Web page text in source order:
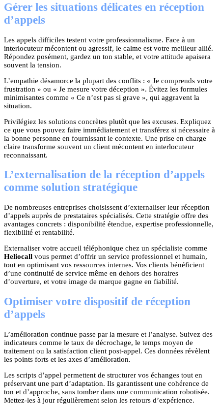
Gérer les situations délicates en réception
d’appels
Les appels difficiles testent votre professionnalisme. Face à un
interlocuteur mécontent ou agressif, le calme est votre meilleur allié.
Répondez posément, gardez un ton stable, et votre attitude apaisera
souvent la tension.
L’empathie désamorce la plupart des conflits : « Je comprends votre
frustration » ou « Je mesure votre déception ». Évitez les formules
minimisantes comme « Ce n’est pas si grave », qui aggravent la
situation.
Privilégiez les solutions concrètes plutôt que les excuses. Expliquez
ce que vous pouvez faire immédiatement et transférez si nécessaire à
la bonne personne en fournissant le contexte. Une prise en charge
claire transforme souvent un client mécontent en interlocuteur
reconnaissant.
L’externalisation de la réception d’appels
comme solution stratégique
De nombreuses entreprises choisissent d’externaliser leur réception
d’appels auprès de prestataires spécialisés. Cette stratégie offre des
avantages concrets : disponibilité étendue, expertise professionnelle,
flexibilité et rentabilité.
Externaliser votre accueil téléphonique chez un spécialiste comme
Heliocall vous permet d’offrir un service professionnel et humain,
tout en optimisant vos ressources internes. Vos clients bénéficient
d’une continuité de service même en dehors des horaires
d’ouverture, et votre image de marque gagne en fiabilité.
Optimiser votre dispositif de réception
d’appels
L’amélioration continue passe par la mesure et l’analyse. Suivez des
indicateurs comme le taux de décrochage, le temps moyen de
traitement ou la satisfaction client post-appel. Ces données révèlent
les points forts et les axes d’amélioration.
Les scripts d’appel permettent de structurer vos échanges tout en
préservant une part d’adaptation. Ils garantissent une cohérence de
ton et d’approche, sans tomber dans une communication robotisée.
Mettez-les à jour régulièrement selon les retours d’expérience.